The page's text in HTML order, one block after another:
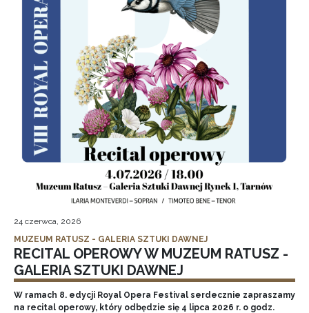
24 czerwca, 2026
MUZEUM RATUSZ - GALERIA SZTUKI DAWNEJ
RECITAL OPEROWY W MUZEUM RATUSZ -
GALERIA SZTUKI DAWNEJ
W ramach 8. edycji Royal Opera Festival serdecznie zapraszamy
na recital operowy, który odbędzie się 4 lipca 2026 r. o godz.